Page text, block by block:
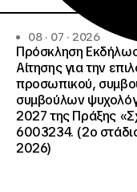
08 · 07 · 2026
Πρόσκληση
Αίτησης για την
προσωπικού,
συμβούλων
2027 της Πράξης
6003234. (2ο
2026)